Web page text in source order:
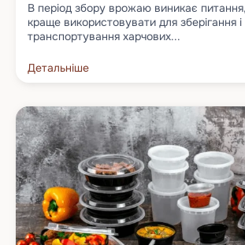
В період збору врожаю виникає
краще використовувати для зберігання і
транспортування харчових...
Детальніше